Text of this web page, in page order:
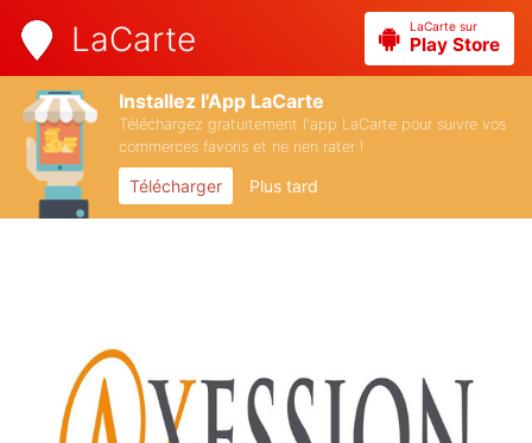
LaCarte LaCarte sur
Play Store
Installez l'App LaCarte
Téléchargez gratuitement l'app LaCarte pour suivre vos
commerces favoris et ne rien rater !
Télécharger Plus tard